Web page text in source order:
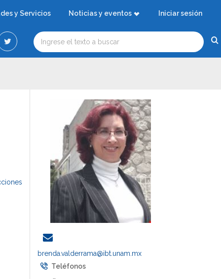
y Servicios Noticias y eventos Iniciar sesión
brenda.valderrama@ibt.unam.mx
Teléfonos